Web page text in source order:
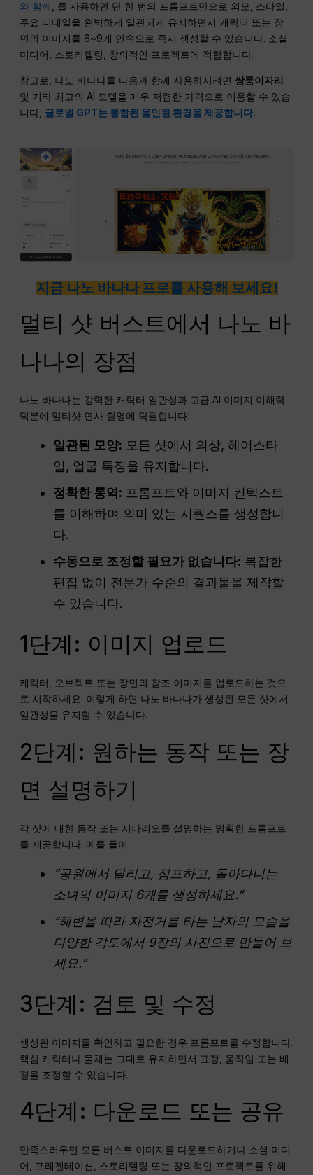
와 함께
, 를 사용하면 단 한 번의 프롬프트만으로 외모, 스타일,
주요 디테일을 완벽하게 일관되게 유지하면서 캐릭터 또는 장
면의 이미지를 6~9개 연속으로 즉시 생성할 수 있습니다. 소셜
미디어, 스토리텔링, 창의적인 프로젝트에 적합합니다.
참고로, 나노 바나나를 다음과 함께 사용하시려면 쌍둥이자리
및 기타 최고의 AI 모델을 매우 저렴한 가격으로 이용할 수 있습
니다, 글로벌 GPT는 통합된 올인원 환경을 제공합니다.
지금 나노 바나나 프로를 사용해 보세요!
멀티 샷 버스트에서 나노 바
나나의 장점
나노 바나나는 강력한 캐릭터 일관성과 고급 AI 이미지 이해력
덕분에 멀티샷 연사 촬영에 탁월합니다:
일관된 모양: 모든 샷에서 의상, 헤어스타
일, 얼굴 특징을 유지합니다.
정확한 통역: 프롬프트와 이미지 컨텍스트
를 이해하여 의미 있는 시퀀스를 생성합니
다.
수동으로 조정할 필요가 없습니다: 복잡한
편집 없이 전문가 수준의 결과물을 제작할
수 있습니다.
1단계: 이미지 업로드
캐릭터, 오브젝트 또는 장면의 참조 이미지를 업로드하는 것으
로 시작하세요. 이렇게 하면 나노 바나나가 생성된 모든 샷에서
일관성을 유지할 수 있습니다.
2단계: 원하는 동작 또는 장
면 설명하기
각 샷에 대한 동작 또는 시나리오를 설명하는 명확한 프롬프트
를 제공합니다. 예를 들어
“공원에서 달리고, 점프하고, 돌아다니는
소녀의 이미지 6개를 생성하세요.”
“해변을 따라 자전거를 타는 남자의 모습을
다양한 각도에서 9장의 사진으로 만들어 보
세요.”
3단계: 검토 및 수정
생성된 이미지를 확인하고 필요한 경우 프롬프트를 수정합니다.
핵심 캐릭터나 물체는 그대로 유지하면서 표정, 움직임 또는 배
경을 조정할 수 있습니다.
4단계: 다운로드 또는 공유
만족스러우면 모든 버스트 이미지를 다운로드하거나 소셜 미디
어, 프레젠테이션, 스토리텔링 또는 창의적인 프로젝트를 위해